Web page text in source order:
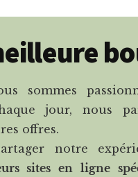
sommes
jour, nous
offres.
notre
sites en ligne